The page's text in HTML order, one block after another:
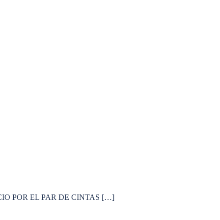
POR EL PAR DE CINTAS […]